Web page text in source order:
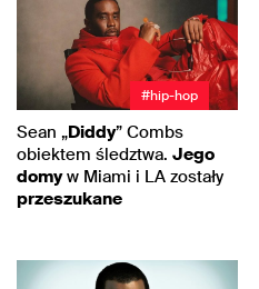
#hip-hop
Sean „Diddy” Combs
obiektem śledztwa. Jego
domyw Miami i LA zostały
przeszukane